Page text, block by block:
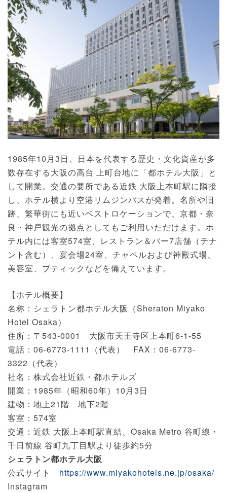
1985年10月3日、日本を代表する歴史・文化資産が多
数存在する大阪の高台 上町台地に「都ホテル大阪」と
して開業。交通の要所である近鉄 大阪上本町駅に隣接
し、ホテル横より空港リムジンバスが発着。名所や旧
跡、繁華街にも近いベストロケーションで、京都・奈
良・神戸観光の拠点としてもご利用いただけます。ホ
テル内には客室574室、レストラン＆バー7店舗（テナ
ント含む）、宴会場24室、チャペルおよび神殿式場、
美容室、ブティックなどを備えています。
【ホテル概要】
名称：シェラトン都ホテル大阪（Sheraton Miyako
Hotel Osaka）
住所：〒543-0001 大阪市天王寺区上本町6-1-55
電話：06-6773-1111（代表） FAX：06-6773-
3322（代表）
社名：株式会社近鉄・都ホテルズ
開業：1985年（昭和60年）10月3日
建物：地上21階 地下2階
客室：574室
交通：近鉄 大阪上本町駅直結、Osaka Metro 谷町線・
千日前線 谷町九丁目駅より徒歩約5分
シェラトン都ホテル大阪
公式サイト https://www.miyakohotels.ne.jp/osaka/
Instagram